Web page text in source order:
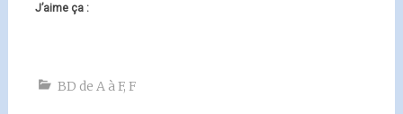
J’aime ça :
BD de A à F, F